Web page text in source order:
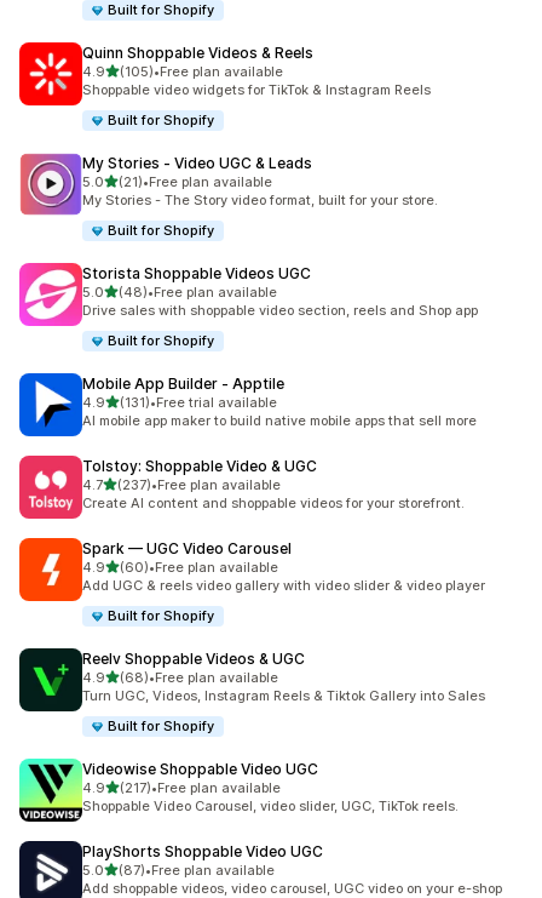
Built for Shopify
Quinn Shoppable Videos & Reels
4.9เต็ม 5 ดาว
(105)
ทั้งหมด 105 รีวิว
•Free plan available
Shoppable video widgets for TikTok & Instagram Reels
Built for Shopify
My Stories ‑ Video UGC & Leads
5.0เต็ม 5 ดาว
(21)
ทั้งหมด 21 รีวิว
•Free plan available
My Stories - The Story video format, built for your store.
Built for Shopify
Storista Shoppable Videos UGC
5.0เต็ม 5 ดาว
(48)
ทั้งหมด 48 รีวิว
•Free plan available
Drive sales with shoppable video section, reels and Shop app
Built for Shopify
Mobile App Builder ‑ Apptile
4.9เต็ม 5 ดาว
(131)
ทั้งหมด 131 รีวิว
•Free trial available
AI mobile app maker to build native mobile apps that sell more
Tolstoy: Shoppable Video & UGC
4.7เต็ม 5 ดาว
(237)
ทั้งหมด 237 รีวิว
•Free plan available
Create AI content and shoppable videos for your storefront.
Spark — UGC Video Carousel
4.9เต็ม 5 ดาว
(60)
ทั้งหมด 60 รีวิว
•Free plan available
Add UGC & reels video gallery with video slider & video player
Built for Shopify
Reelv Shoppable Videos & UGC
4.9เต็ม 5 ดาว
(68)
ทั้งหมด 68 รีวิว
•Free plan available
Turn UGC, Videos, Instagram Reels & Tiktok Gallery into Sales
Built for Shopify
Videowise Shoppable Video UGC
4.9เต็ม 5 ดาว
(217)
ทั้งหมด 217 รีวิว
•Free plan available
Shoppable Video Carousel, video slider, UGC, TikTok reels.
PlayShorts Shoppable Video UGC
5.0เต็ม 5 ดาว
(87)
ทั้งหมด 87 รีวิว
•Free plan available
Add shoppable videos, video carousel, UGC video on your e-shop